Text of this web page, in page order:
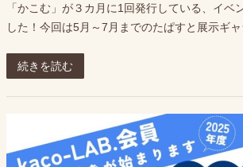
「かこむ」が３カ月に1回発行している、イベ
した！今回は5月～7月までのたぱすと展示ギャ
続きを読む